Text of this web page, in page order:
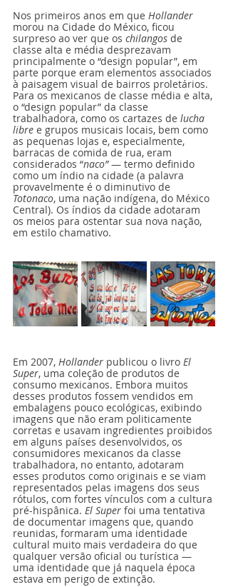
Nos primeiros anos em que Hollander
morou na Cidade do México, ficou
surpreso ao ver que os chilangos de
classe alta e média desprezavam
principalmente o “design popular”, em
parte porque eram elementos associados
à paisagem visual de bairros proletários.
Para os mexicanos de classe média e alta,
o “design popular” da classe
trabalhadora, como os cartazes de lucha
libre e grupos musicais locais, bem como
as pequenas lojas e, especialmente,
barracas de comida de rua, eram
considerados “naco” — termo definido
como um índio na cidade (a palavra
provavelmente é o diminutivo de
Totonaco, uma nação indígena, do México
Central). Os índios da cidade adotaram
os meios para ostentar sua nova nação,
em estilo chamativo.
Em 2007, Hollander publicou o livro El
Super, uma coleção de produtos de
consumo mexicanos. Embora muitos
desses produtos fossem vendidos em
embalagens pouco ecológicas, exibindo
imagens que não eram politicamente
corretas e usavam ingredientes proibidos
em alguns países desenvolvidos, os
consumidores mexicanos da classe
trabalhadora, no entanto, adotaram
esses produtos como originais e se viam
representados pelas imagens dos seus
rótulos, com fortes vínculos com a cultura
pré-hispânica. El Super foi uma tentativa
de documentar imagens que, quando
reunidas, formaram uma identidade
cultural muito mais verdadeira do que
qualquer versão oficial ou turística —
uma identidade que já naquela época
estava em perigo de extinção.